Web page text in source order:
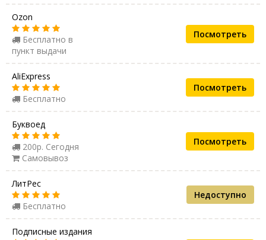
Ozon
Бесплатно в
пункт выдачи
Посмотреть
AliExpress
Бесплатно
Посмотреть
Буквоед
200р. Сегодня
Самовывоз
Посмотреть
ЛитРес
Бесплатно
Недоступно
Подписные издания